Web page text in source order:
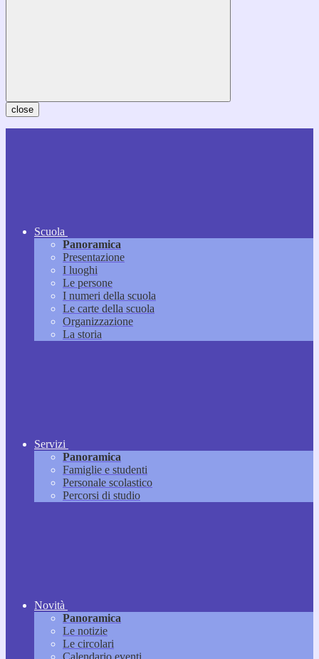
close
Scuola
Panoramica
Presentazione
I luoghi
Le persone
I numeri della scuola
Le carte della scuola
Organizzazione
La storia
Servizi
Panoramica
Famiglie e studenti
Personale scolastico
Percorsi di studio
Novità
Panoramica
Le notizie
Le circolari